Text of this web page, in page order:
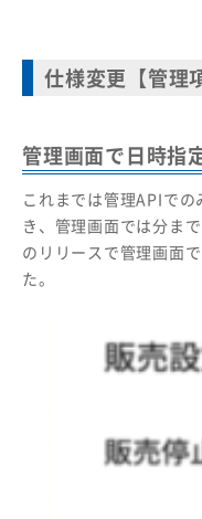
仕様変更【管理
管理画面で日時指
これまでは管理APIで
き、管理画面では分ま
のリリースで管理画面
た。